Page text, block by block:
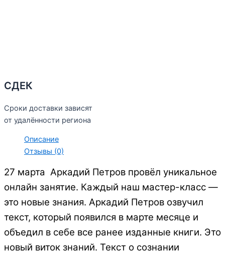
СДЕК
Сроки доставки зависят
от удалённости региона
Описание
Отзывы (0)
27 марта Аркадий Петров провёл уникальное
онлайн занятие. Каждый наш мастер-класс —
это новые знания. Аркадий Петров озвучил
текст, который появился в марте месяце и
объедил в себе все ранее изданные книги. Это
новый виток знаний. Текст о сознании